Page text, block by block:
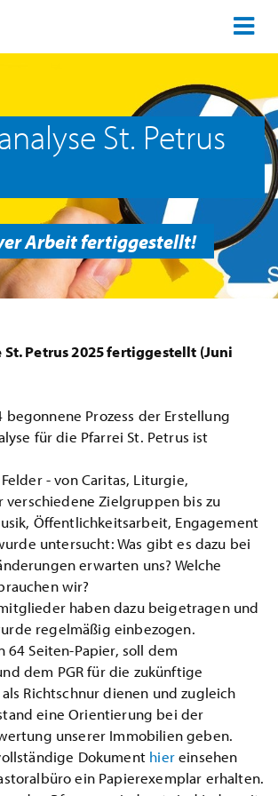
St. Petrus
Arbeit fertiggestellt!
St. Petrus 2025 fertiggestellt (Juni
begonnene Prozess der Erstellung
für die Pfarrei St. Petrus ist
- von Caritas, Liturgie,
verschiedene Zielgruppen bis zu
Öffentlichkeitsarbeit, Engagement
untersucht: Was gibt es dazu bei
erwarten uns? Welche
wir?
haben dazu beigetragen und
regelmäßig einbezogen.
64 Seiten-Papier, soll dem
dem PGR für die zukünftige
Richtschnur dienen und zugleich
eine Orientierung bei der
unserer Immobilien geben.
Dokument hiereinsehen
ein Papierexemplar erhalten.